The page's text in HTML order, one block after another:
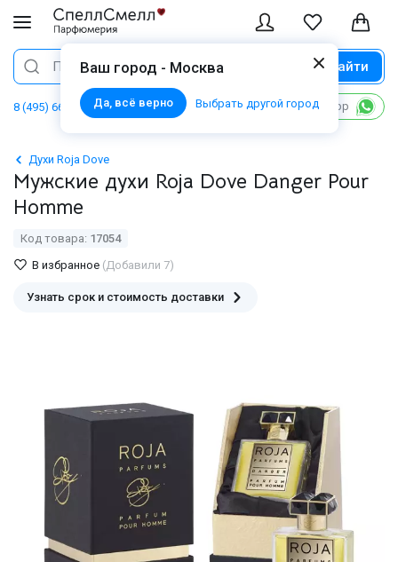
Ваш город - Москва
Да, всё верно Выбрать другой город
Поиск Найти
8 (495) 668 06 02 Написать в WhatsApp
Духи Roja Dove
Мужские духи Roja Dove Danger Pour
Homme
Код товара: 17054
В избранное (Добавили 7)
Узнать срок и стоимость доставки